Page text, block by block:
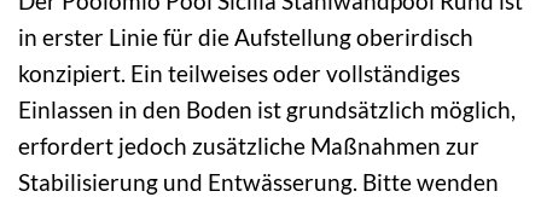
in erster Linie für die Aufstellung oberirdisch
konzipiert. Ein teilweises oder vollständiges
Einlassen in den Boden ist grundsätzlich möglich,
erfordert jedoch zusätzliche Maßnahmen zur
Stabilisierung und Entwässerung. Bitte wenden